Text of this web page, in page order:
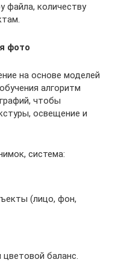
файла, количеству
фото
на основе моделей
алгоритм
чтобы
освещение и
система:
(лицо, фон,
баланс.